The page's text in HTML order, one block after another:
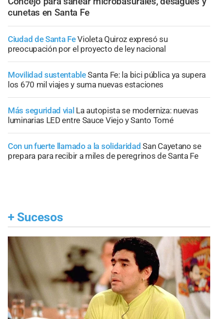
cunetas en Santa Fe
Ciudad de Santa FeVioleta Quiroz expresó su
preocupación por el proyecto de ley nacional
Movilidad sustentableSanta Fe: la bici pública ya supera
los 670 mil viajes y suma nuevas estaciones
Más seguridad vial La autopista se moderniza: nuevas
luminarias LED entre Sauce Viejo y Santo Tomé
Con un fuerte llamado a la solidaridad San Cayetano se
prepara para recibir a miles de peregrinos de Santa Fe
+ Sucesos